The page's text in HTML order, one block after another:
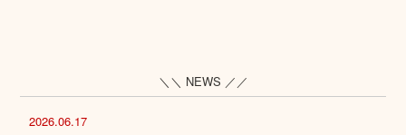
＼＼ NEWS ／／
2026.06.17